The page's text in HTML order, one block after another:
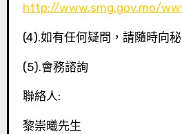
http://www.smg.gov.mo/
(4).如有任何疑問，請隨時向
(5).會務諮詢
聯絡人:
黎崇曦先生